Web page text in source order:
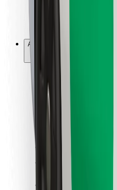
Per ristoranti
Altro
Fornitori
Termini e condizioni
Cookies
Trova il tuo cibo preferito!